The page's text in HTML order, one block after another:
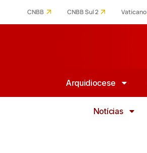
CNBB CNBB Sul 2 Vaticano
Arquidiocese
Notícias